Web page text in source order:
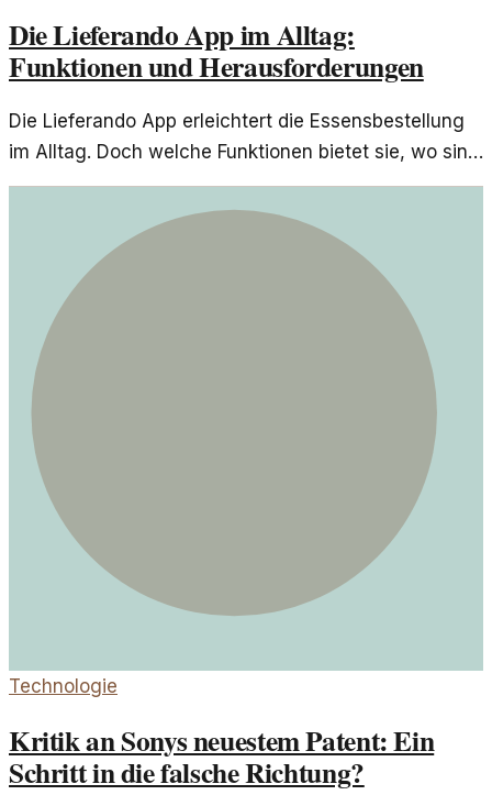
Die Lieferando App im Alltag:
Funktionen und Herausforderungen
Die Lieferando App erleichtert die Essensbestellung
im Alltag. Doch welche Funktionen bietet sie, wo sind
ihre Grenzen und wie beeinflusst sie unser
Technologie
Kritik an Sonys neuestem Patent: Ein
Schritt in die falsche Richtung?